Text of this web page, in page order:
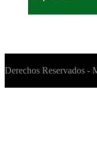
Derechos Reservados